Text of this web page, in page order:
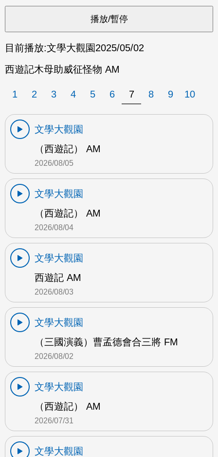
目前播放:文學大觀園2025/05/02
西遊記木母助威征怪物 AM
1 2 3 4 5 6 7 8 9 10
文學大觀園
（西遊記） AM
2026/08/05
文學大觀園
（西遊記） AM
2026/08/04
文學大觀園
西遊記 AM
2026/08/03
文學大觀園
（三國演義）曹孟德會合三將 FM
2026/08/02
文學大觀園
（西遊記） AM
2026/07/31
文學大觀園